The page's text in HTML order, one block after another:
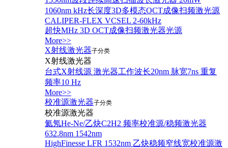
1060nm kHz长深度3D多模态OCT成像扫频激光源
CALIPER-FLEX VCSEL 2-60kHz
超快MHz 3D OCT成像扫频激光器光源
More>>
X射线激光器子分类
X射线激光器
台式X射线源 激光器工作波长20nm 脉宽7ns 重复
频率10 Hz
More>>
校准源激光器子分类
校准源激光器
氦氖He-Ne/乙炔C2H2 频率校准源/稳频激光器
632.8nm 1542nm
HighFinesse LFR 1532nm 乙炔稳频窄线宽校准源激